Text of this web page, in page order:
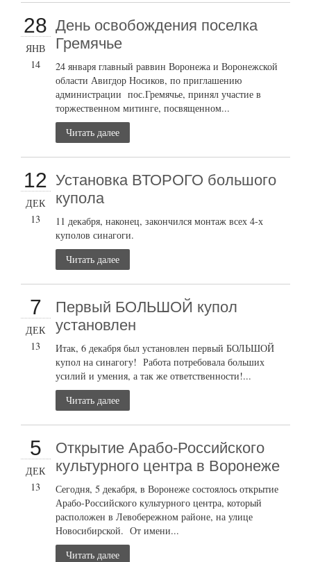
28
ЯНВ
14
День освобождения поселка
Гремячье
24 января главный раввин Воронежа и Воронежской
области Авигдор Носиков, по приглашению
администрации пос.Гремячье, принял участие в
торжественном митинге, посвященном...
Читать далее
12
ДЕК
13
Установка ВТОРОГО большого
купола
11 декабря, наконец, закончился монтаж всех 4-х
куполов синагоги.
Читать далее
7
ДЕК
13
Первый БОЛЬШОЙ купол
установлен
Итак, 6 декабря был установлен первый БОЛЬШОЙ
купол на синагогу! Работа потребовала больших
усилий и умения, а так же ответственности!...
Читать далее
5
ДЕК
13
Открытие Арабо-Российского
культурного центра в Воронеже
Сегодня, 5 декабря, в Воронеже состоялось открытие
Арабо-Российского культурного центра, который
расположен в Левобережном районе, на улице
Новосибирской. От имени...
Читать далее